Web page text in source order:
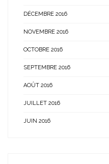
DÉCEMBRE 2016
NOVEMBRE 2016
OCTOBRE 2016
SEPTEMBRE 2016
AOÛT 2016
JUILLET 2016
JUIN 2016